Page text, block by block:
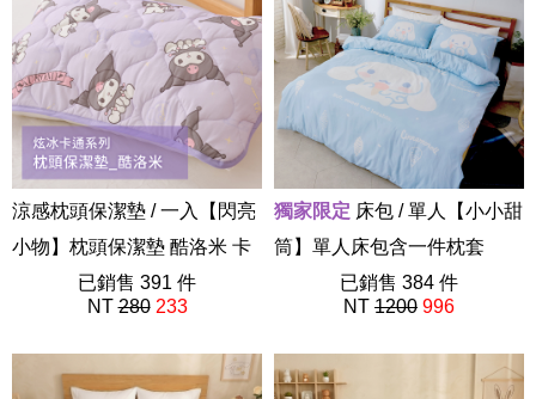
涼感枕頭保潔墊 / 一入【閃亮
小物】枕頭保潔墊 酷洛米 卡
通 炫冰系列已銷售 391 件
NT280 233
獨家限定 床包 / 單人【小小甜
筒】單人床包含一件枕套
55%天絲 大耳狗 喜拿 三麗鷗
已銷售 384 件
NT 1200 996